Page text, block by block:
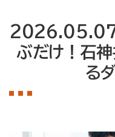
初回体験の流れ
店舗案内
トレーナー紹介
ぶだけ！石
る